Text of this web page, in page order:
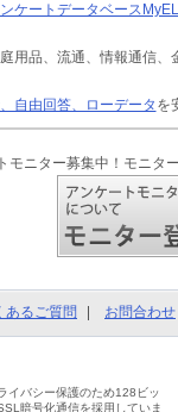
ンケートデータベース
用品、流通、情報通信、
自由回答、ローデータ を
モニター募集中！モニタ
あるご質問 お問合わせ
イバシー保護のため128ビッ
暗号化通信を採用していま